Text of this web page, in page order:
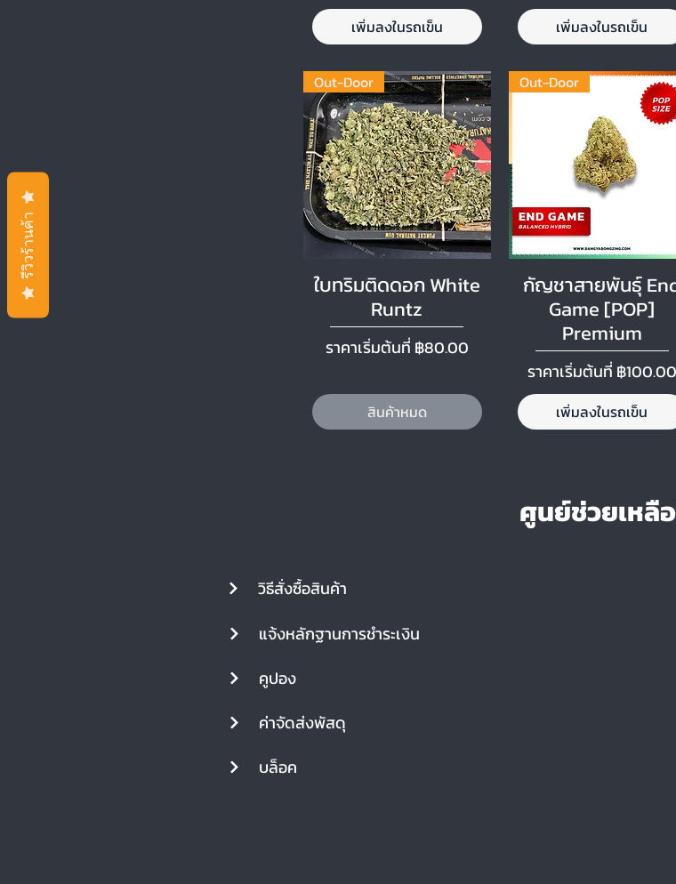
เพิ่มลงในรถเข็น เพิ่มลงในรถเข็น
ดูข้อมูลด่วน
Out-Door
ใบทริมติดดอก White
Runtz
ราคาเริ่มต้นที่ ฿80.00
ราคาขายลด
สินค้าหมด
ดูข้อมูลด่วน
Out-Door
กัญชาสายพันธุ์
Game [POP]
Premium
ราคาเริ่มต้นที่ ฿100.00
ราคาขายลด
เพิ่มลงในรถเข็น
ศูนย์ช่วยเหลือ
วิธีสั่งซื้อสินค้า
แจ้งหลักฐานการชำระเงิน
คูปอง
ค่าจัดส่งพัสดุ
บล็อค
รีวิวร้านค้า